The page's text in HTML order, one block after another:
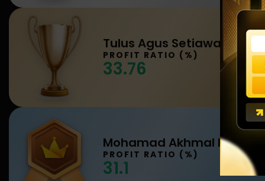
Tulus Agus Setiawan
PROFIT RATIO (%)
33.76
PROFIT RATIO (%)
31.1